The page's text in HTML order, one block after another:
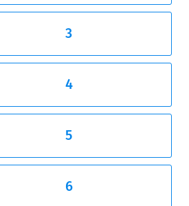
3
4
5
6